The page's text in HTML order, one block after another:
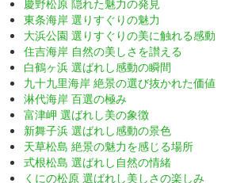
慶野松原 隠れた魅力の発見
東条海岸 選りすぐりの魅力
大浜公園 選りすぐりの美に触れる感動
住吉海岸 自然の美しさを讃える
白鶴ヶ浜 選ばれし感動の瞬間
九十九里海岸 絶景の選び抜かれた価値
淋代海岸 百選の極み
富津岬 選ばれし美の象徴
新舞子浜 選ばれし感動の景色
天草松島 絶景の魅力を感じる場所
式根松島 選ばれし自然の情緒
くにの松原 選ばれし美しさの楽しみ